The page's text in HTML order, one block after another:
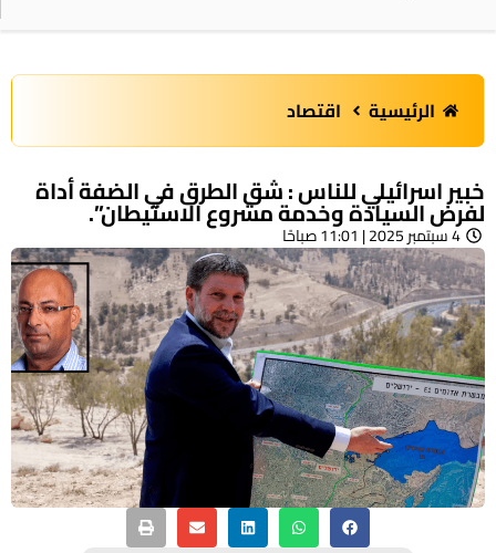
الرئيسية اقتصاد
خبير اسرائيلي للناس : شق الطرق في الضفة أداة
لفرض السيادة وخدمة مشروع الاستيطان”.
4 سبتمبر 2025 | 11:01 صباحًا